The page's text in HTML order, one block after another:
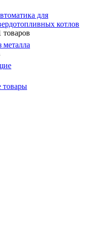
для
котлов
товаров
металла
товары